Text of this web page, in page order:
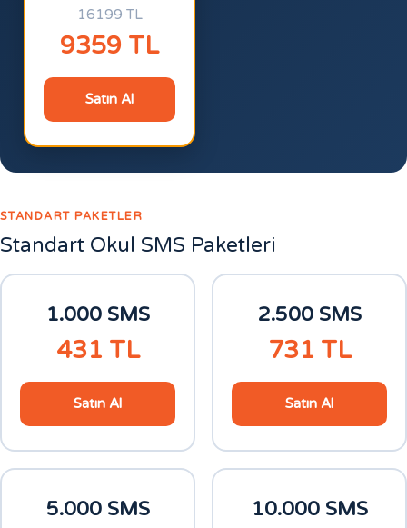
16199TL
9359 TL
Satın Al
STANDART PAKETLER
Standart Okul SMS Paketleri
1.000 SMS
431 TL
Satın Al
2.500 SMS
731 TL
Satın Al
5.000 SMS 10.000 SMS